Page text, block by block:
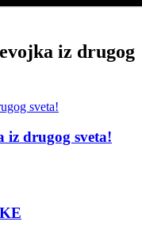
iz drugog
drugog sveta!